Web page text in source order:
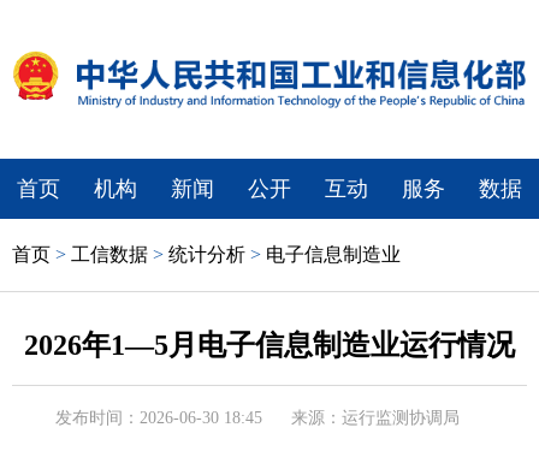
首页 机构 新闻 公开 互动 服务 数据
首页 > 工信数据 > 统计分析 > 电子信息制造业
2026年1—5月电子信息制造业运行情况
发布时间：2026-06-30 18:45 来源：运行监测协调局